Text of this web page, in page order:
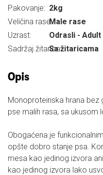
Pakovanje: 2kg
Veličina rase:Male rase
Uzrast:
Odrasli - Adult
Sadržaj žitarica:Sa žitaricama
Opis
Monoproteinska hrana bez
pse malih rasa, sa ukusom
Obogaćena je
opšte dobro stanje psa.
mesa kao jedinog izvora
kao jedinog izvora lako